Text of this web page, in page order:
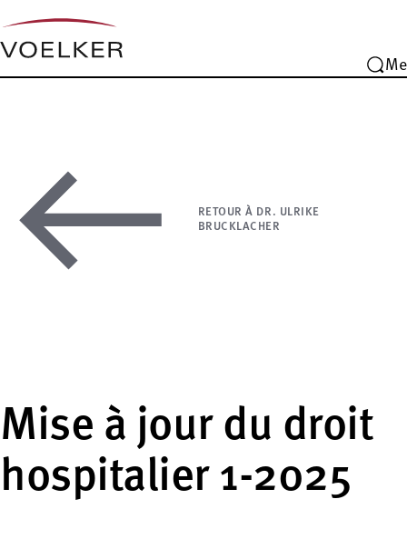
RETOUR À DR. ULRIKE
BRUCKLACHER
Mise à jour du droit
hospitalier 1-2025